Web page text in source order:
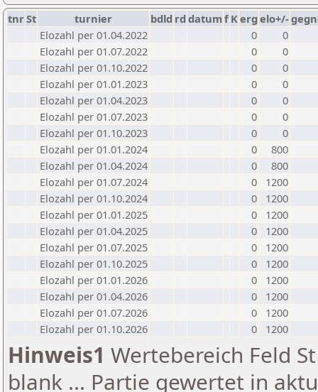
tnrSt turnier bdld rd datumf Kerg elo+/-
Elozahl per 01.04.2022
0
0
Elozahl per 01.07.2022
0
0
Elozahl per 01.10.2022
0
0
Elozahl per 01.01.2023
0
0
Elozahl per 01.04.2023
0
0
Elozahl per 01.07.2023
0
0
Elozahl per 01.10.2023
0
0
Elozahl per 01.01.2024
0
800
Elozahl per 01.04.2024
0
800
Elozahl per 01.07.2024
0
1200
Elozahl per 01.10.2024
0
1200
Elozahl per 01.01.2025
0
1200
Elozahl per 01.04.2025
0
1200
Elozahl per 01.07.2025
0
1200
Elozahl per 01.10.2025
0
1200
Elozahl per 01.01.2026
0
1200
Elozahl per 01.04.2026
0
1200
Elozahl per 01.07.2026
0
1200
Elozahl per 01.10.2026
0 1200
Hinweis1 Wertebereich Feld
blank ... Partie gewertet in